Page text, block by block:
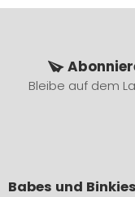
Bleibe auf dem
Babes und Binkies